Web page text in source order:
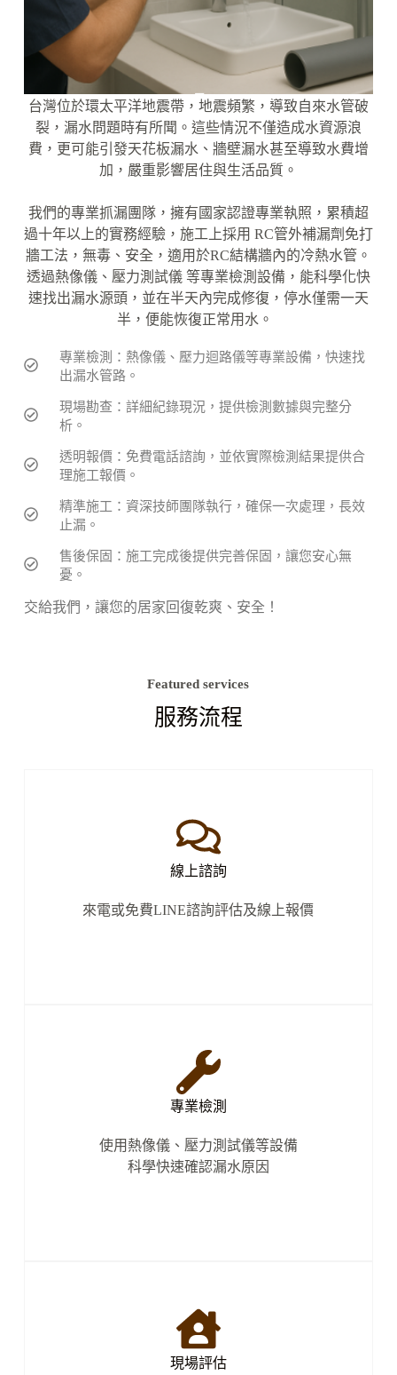
台灣位於環太平洋地震帶，地震頻繁，導致自來水管破
裂，漏水問題時有所聞。這些情況不僅造成水資源浪
費，更可能引發天花板漏水、牆壁漏水甚至導致水費增
加，嚴重影響居住與生活品質。
我們的專業抓漏團隊，擁有國家認證專業執照，累積超
過十年以上的實務經驗，施工上採用 RC管外補漏劑免打
牆工法，無毒、安全，適用於RC結構牆內的冷熱水管。
透過熱像儀、壓力測試儀 等專業檢測設備，能科學化快
速找出漏水源頭，並在半天內完成修復，停水僅需一天
半，便能恢復正常用水。
專業檢測：熱像儀、壓力迴路儀等專業設備，快速找
出漏水管路。
現場勘查：詳細紀錄現況，提供檢測數據與完整分
析。
透明報價：免費電話諮詢，並依實際檢測結果提供合
理施工報價。
精準施工：資深技師團隊執行，確保一次處理，長效
止漏。
售後保固：施工完成後提供完善保固，讓您安心無
憂。
交給我們，讓您的居家回復乾爽、安全！
Featured services
服務流程
線上諮詢
來電或免費LINE諮詢評估及線上報價
專業檢測
使用熱像儀、壓力測試儀等設備
科學快速確認漏水原因
現場評估